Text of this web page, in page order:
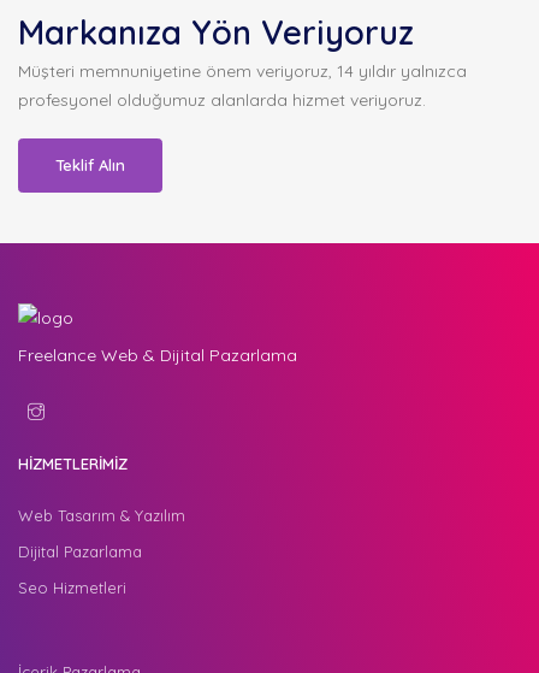
Markanıza Yön Veriyoruz
Müşteri memnuniyetine önem veriyoruz, 14 yıldır yalnızca
profesyonel olduğumuz alanlarda hizmet veriyoruz.
Teklif Alın
Freelance Web & Dijital Pazarlama
HİZMETLERİMİZ
Web Tasarım & Yazılım
Dijital Pazarlama
Seo Hizmetleri